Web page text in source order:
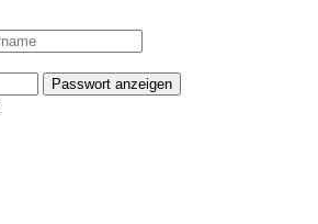
Passwort anzeigen